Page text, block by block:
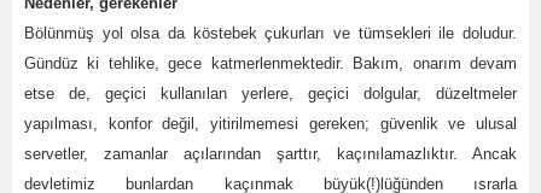
Bölünmüş yol olsa da köstebek çukurları ve tümsekleri ile doludur.
Gündüz ki tehlike, gece katmerlenmektedir. Bakım, onarım devam
etse de, geçici kullanılan yerlere, geçici dolgular, düzeltmeler
yapılması, konfor değil, yitirilmemesi gereken; güvenlik ve ulusal
servetler, zamanlar açılarından şarttır, kaçınılamazlıktır. Ancak
devletimiz bunlardan kaçınmak büyük(!)lüğünden ısrarla